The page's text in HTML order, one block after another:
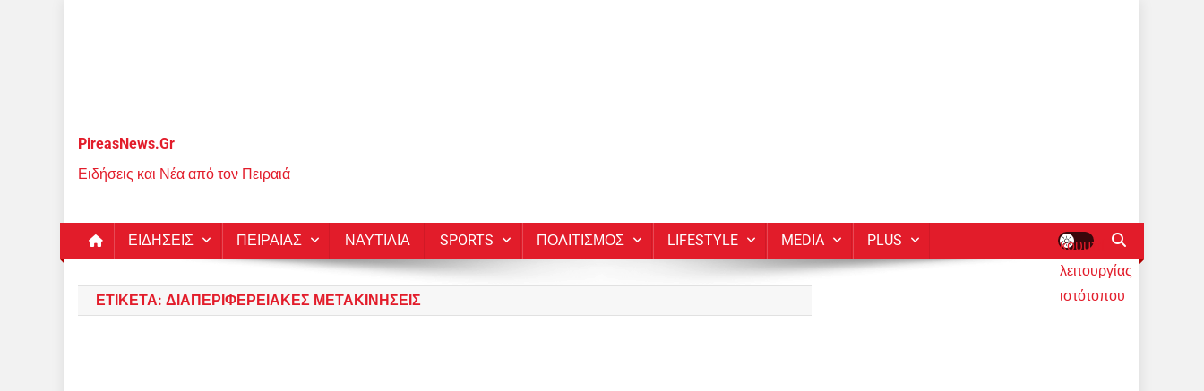
PireasNews.Gr
Ειδήσεις και Νέα από τον Πειραιά
ΕΙΔΗΣΕΙΣ ΠΕΙΡΑΙΑΣ ΝΑΥΤΙΛΙΑ SPORTS ΠΟΛΙΤΙΣΜΟΣ LIFESTYLE MEDIA PLUS
κουμπί
λειτουργίας
ιστότοπου
ΕΤΙΚΈΤΑ: ΔΙΑΠΕΡΙΦΕΡΕΙΑΚΈΣ ΜΕΤΑΚΙΝΉΣΕΙΣ